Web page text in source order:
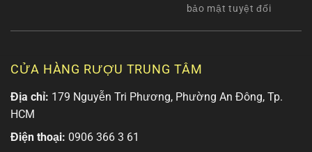
bảo mật tuyệt đối
CỬA HÀNG RƯỢU TRUNG TÂM
Địa chỉ: 179 Nguyễn Tri Phương, Phường An Đông, Tp.
HCM
Điện thoại: 0906 366 3 61